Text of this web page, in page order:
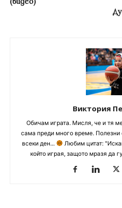
Виктория
Обичам играта. Мисля, че и тя
сама преди много време.
всеки ден...
Любим цитат:
който играя, защото мразя да